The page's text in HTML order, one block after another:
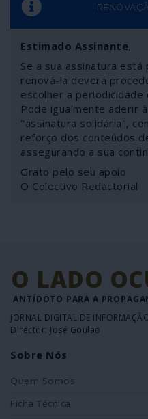
Estimado Assinante,
Se a sua assinatura
renová-la deverá
escolher a
Pode igualmente aderir
"assinatura solidária",
reforço dos conteúdos
assegurando a sua
Grato pelo seu apoio
O Colectivo Redactorial
O LADO
ANTÍDOTO PARA A
JORNAL DIGITAL DE
Director: José Goulão
Sobre Nós
Quem Somos
Ficha Técnica